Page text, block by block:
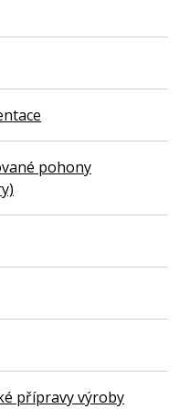
pohony
přípravy výroby